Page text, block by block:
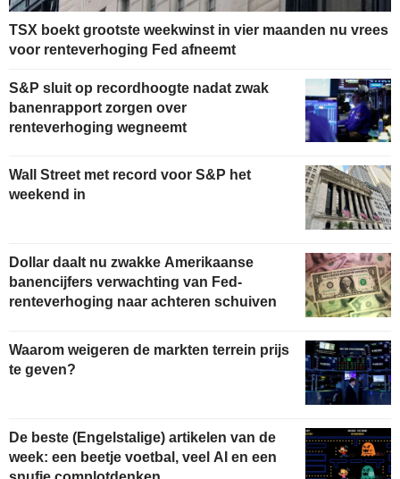
TSX boekt grootste weekwinst in vier maanden nu vrees
voor renteverhoging Fed afneemt
S&P sluit op recordhoogte nadat zwak
banenrapport zorgen over
renteverhoging wegneemt
Wall Street met record voor S&P het
weekend in
Dollar daalt nu zwakke Amerikaanse
banencijfers verwachting van Fed-
renteverhoging naar achteren schuiven
Waarom weigeren de markten terrein prijs
te geven?
De beste (Engelstalige) artikelen van de
week: een beetje voetbal, veel AI en een